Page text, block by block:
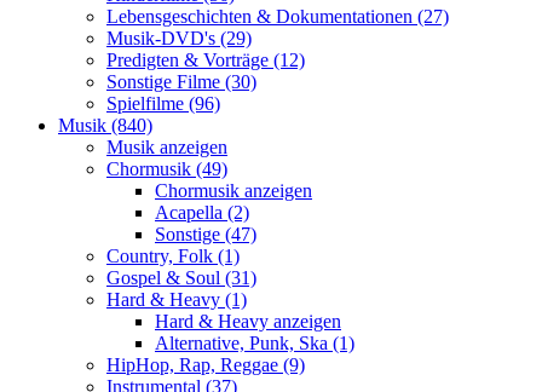
Lebensgeschichten & Dokumentationen (27)
Musik-DVD's (29)
Predigten & Vorträge (12)
Sonstige Filme (30)
Spielfilme (96)
Musik (840)
Musik anzeigen
Chormusik (49)
Chormusik anzeigen
Acapella (2)
Sonstige (47)
Country, Folk (1)
Gospel & Soul (31)
Hard & Heavy (1)
Hard & Heavy anzeigen
Alternative, Punk, Ska (1)
HipHop, Rap, Reggae (9)
Instrumental (37)